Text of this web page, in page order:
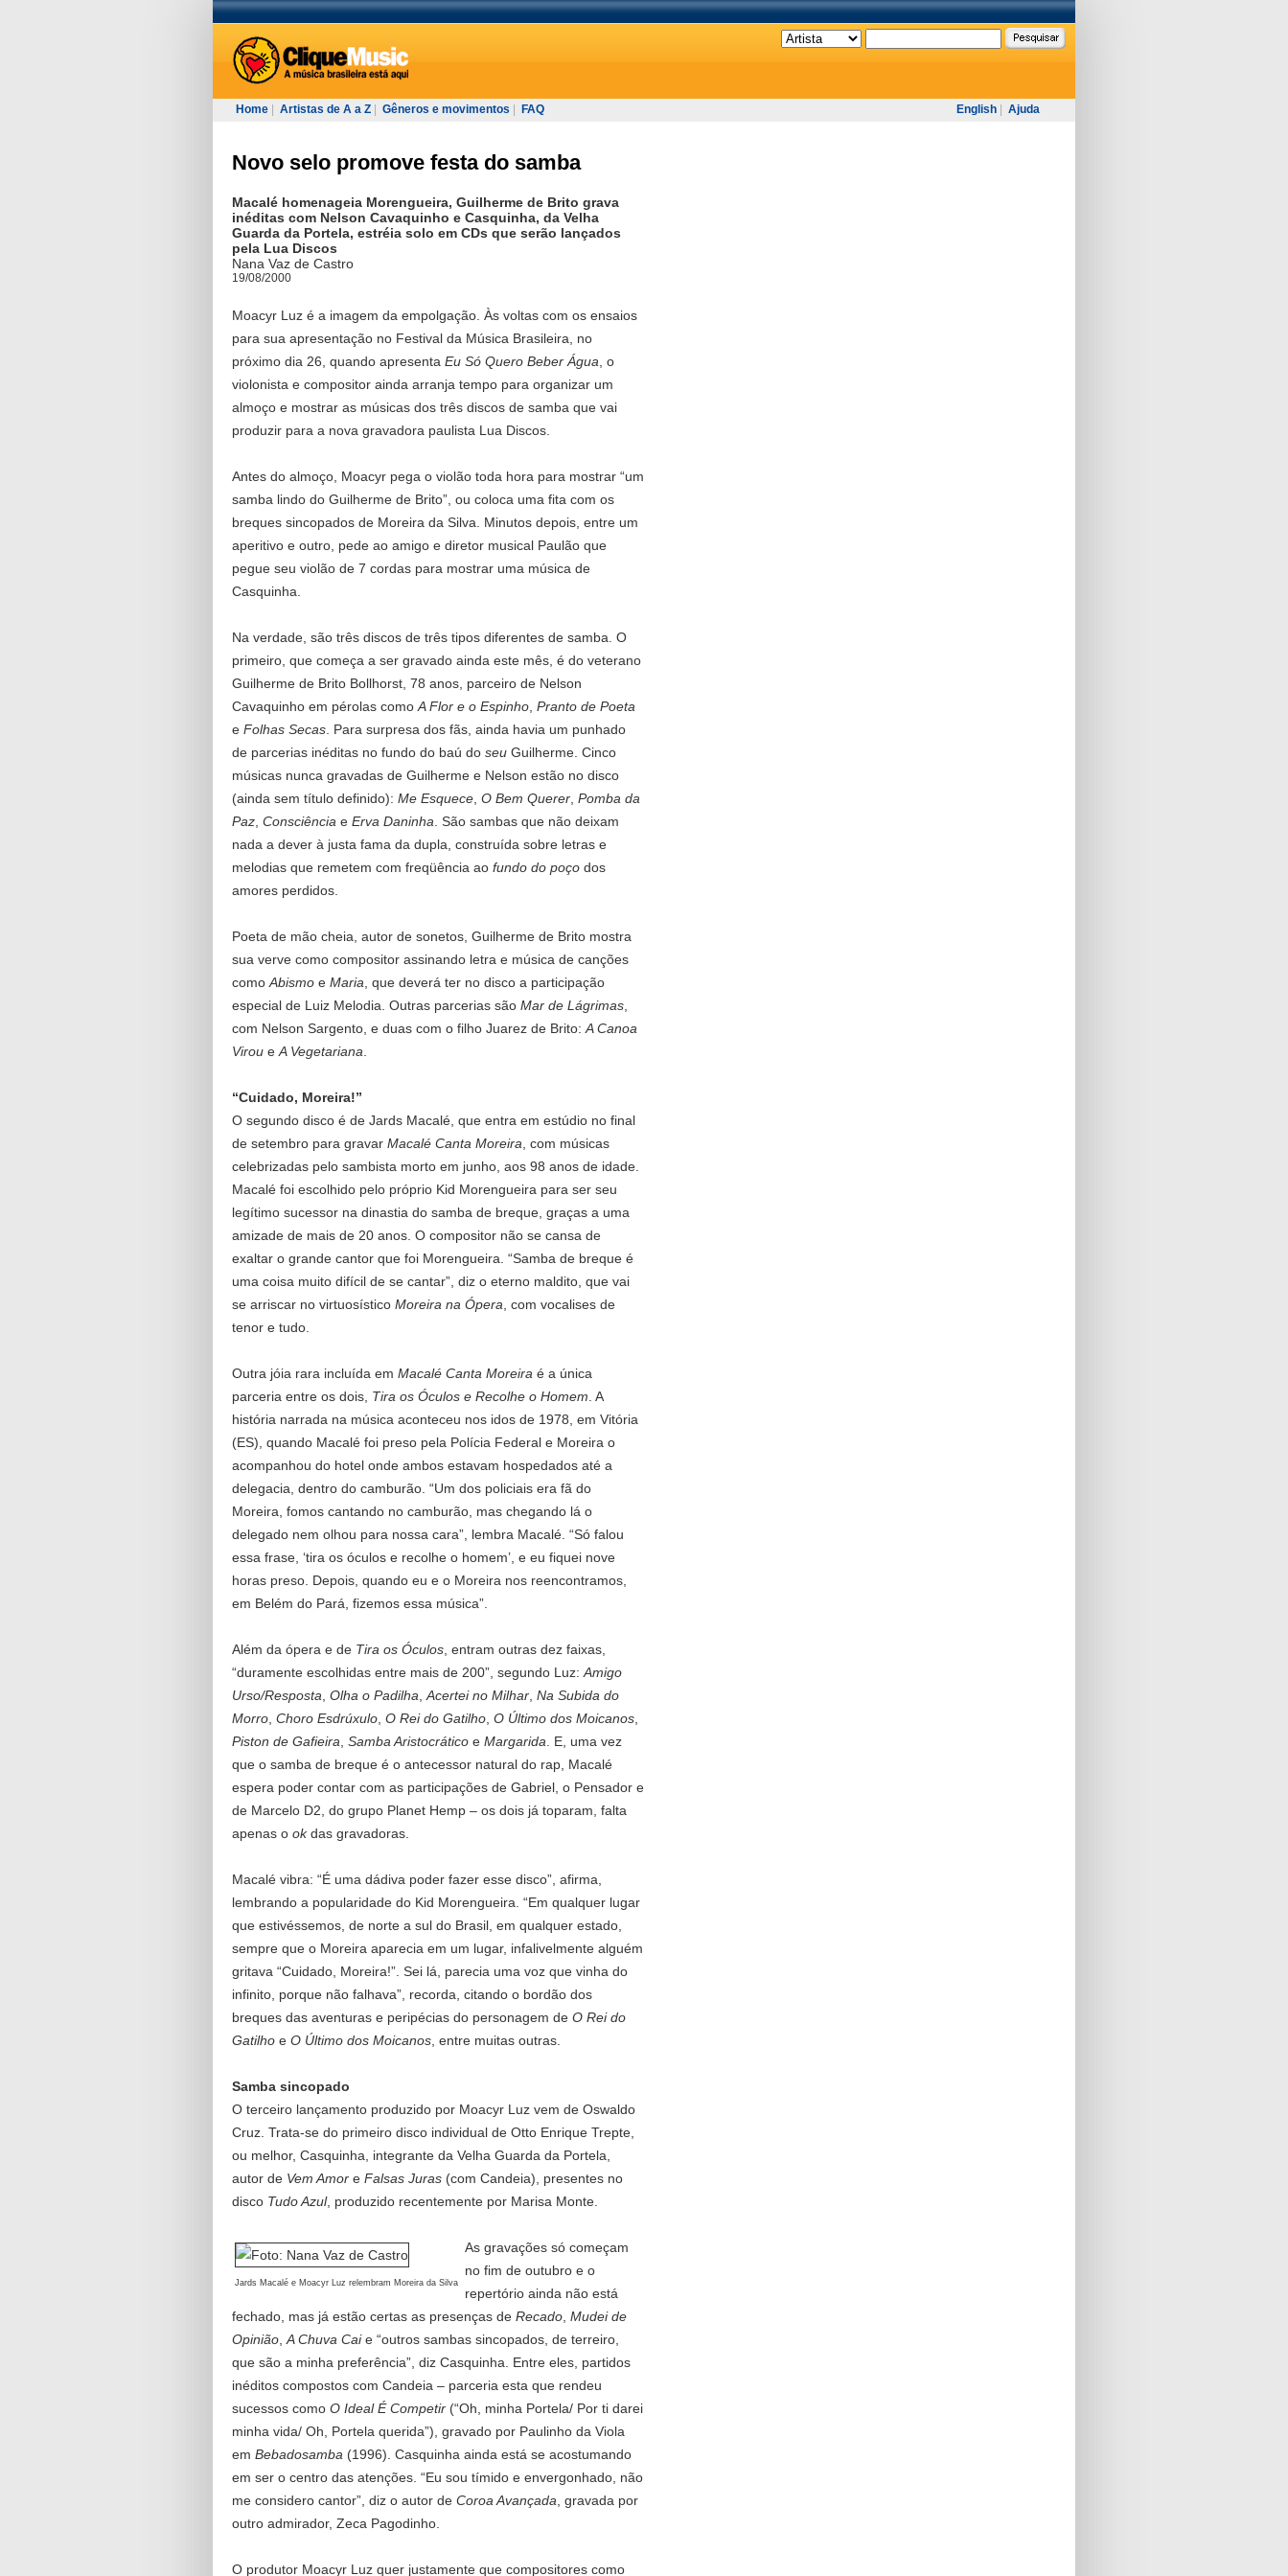
Home Artistas de A a Z Gêneros e movimentos FAQ English Ajuda
Novo selo promove festa do samba
Macalé homenageia Morengueira, Guilherme de Brito grava
inéditas com Nelson Cavaquinho e Casquinha, da Velha
Guarda da Portela, estréia solo em CDs que serão lançados
pela Lua Discos
Nana Vaz de Castro
19/08/2000
Moacyr Luz é a imagem da empolgação. Às voltas com os ensaios
para sua apresentação no Festival da Música Brasileira, no
próximo dia 26, quando apresenta Eu Só Quero Beber Água , o
violonista e compositor ainda arranja tempo para organizar um
almoço e mostrar as músicas dos três discos de samba que vai
produzir para a nova gravadora paulista Lua Discos.
Antes do almoço, Moacyr pega o violão toda hora para mostrar “um
samba lindo do Guilherme de Brito”, ou coloca uma fita com os
breques sincopados de Moreira da Silva. Minutos depois, entre um
aperitivo e outro, pede ao amigo e diretor musical Paulão que
pegue seu violão de 7 cordas para mostrar uma música de
Casquinha.
Na verdade, são três discos de três tipos diferentes de samba. O
primeiro, que começa a ser gravado ainda este mês, é do veterano
Guilherme de Brito Bollhorst, 78 anos, parceiro de Nelson
Cavaquinho em pérolas como A Flor e o Espinho Pranto de Poeta
e Folhas Secas . Para surpresa dos fãs, ainda havia um punhado
de parcerias inéditas no fundo do baú do seu Guilherme. Cinco
músicas nunca gravadas de Guilherme e Nelson estão no disco
(ainda sem título definido): Me Esquece O Bem Querer Pomba da
Paz Consciência e Erva Daninha . São sambas que não deixam
nada a dever à justa fama da dupla, construída sobre letras e
melodias que remetem com freqüência ao fundo do poço dos
amores perdidos.
Poeta de mão cheia, autor de sonetos, Guilherme de Brito mostra
sua verve como compositor assinando letra e música de canções
como Abismo e Maria , que deverá ter no disco a participação
especial de Luiz Melodia. Outras parcerias são Mar de Lágrimas
com Nelson Sargento, e duas com o filho Juarez de Brito: A Canoa
Virou e A Vegetariana
“Cuidado, Moreira!”
O segundo disco é de Jards Macalé, que entra em estúdio no final
de setembro para gravar Macalé Canta Moreira , com músicas
celebrizadas pelo sambista morto em junho, aos 98 anos de idade.
Macalé foi escolhido pelo próprio Kid Morengueira para ser seu
legítimo sucessor na dinastia do samba de breque, graças a uma
amizade de mais de 20 anos. O compositor não se cansa de
exaltar o grande cantor que foi Morengueira. “Samba de breque é
uma coisa muito difícil de se cantar”, diz o eterno maldito, que vai
se arriscar no virtuosístico Moreira na Ópera , com vocalises de
tenor e tudo.
Outra jóia rara incluída em Macalé Canta Moreira é a única
parceria entre os dois, Tira os Óculos e Recolhe o Homem . A
história narrada na música aconteceu nos idos de 1978, em Vitória
(ES), quando Macalé foi preso pela Polícia Federal e Moreira o
acompanhou do hotel onde ambos estavam hospedados até a
delegacia, dentro do camburão. “Um dos policiais era fã do
Moreira, fomos cantando no camburão, mas chegando lá o
delegado nem olhou para nossa cara”, lembra Macalé. “Só falou
essa frase, ‘tira os óculos e recolhe o homem’, e eu fiquei nove
horas preso. Depois, quando eu e o Moreira nos reencontramos,
em Belém do Pará, fizemos essa música”.
Além da ópera e de Tira os Óculos , entram outras dez faixas,
“duramente escolhidas entre mais de 200”, segundo Luz: Amigo
Urso/Resposta Olha o Padilha Acertei no Milhar Na Subida do
Morro Choro Esdrúxulo O Rei do Gatilho O Último dos Moicanos
Piston de Gafieira Samba Aristocrático e Margarida . E, uma vez
que o samba de breque é o antecessor natural do rap, Macalé
espera poder contar com as participações de Gabriel, o Pensador e
de Marcelo D2, do grupo Planet Hemp – os dois já toparam, falta
apenas o okdas gravadoras.
Macalé vibra: “É uma dádiva poder fazer esse disco”, afirma,
lembrando a popularidade do Kid Morengueira. “Em qualquer lugar
que estivéssemos, de norte a sul do Brasil, em qualquer estado,
sempre que o Moreira aparecia em um lugar, infalivelmente alguém
gritava “Cuidado, Moreira!”. Sei lá, parecia uma voz que vinha do
infinito, porque não falhava”, recorda, citando o bordão dos
breques das aventuras e peripécias do personagem de O Rei do
Gatilho e O Último dos Moicanos , entre muitas outras.
Samba sincopado
O terceiro lançamento produzido por Moacyr Luz vem de Oswaldo
Cruz. Trata-se do primeiro disco individual de Otto Enrique Trepte,
ou melhor, Casquinha, integrante da Velha Guarda da Portela,
autor de Vem Amor e Falsas Juras (com Candeia), presentes no
disco Tudo Azul, produzido recentemente por Marisa Monte.
Jards Macalé e Moacyr Luz relembram Moreira da Silva
As gravações só começam
no fim de outubro e o
repertório ainda não está
fechado, mas já estão certas as presenças de Recado Mudei de
Opinião A Chuva Caie “outros sambas sincopados, de terreiro,
que são a minha preferência”, diz Casquinha. Entre eles, partidos
inéditos compostos com Candeia – parceria esta que rendeu
sucessos como O Ideal É Competir (“Oh, minha Portela/ Por ti darei
minha vida/ Oh, Portela querida”), gravado por Paulinho da Viola
em Bebadosamba (1996). Casquinha ainda está se acostumando
em ser o centro das atenções. “Eu sou tímido e envergonhado, não
me considero cantor”, diz o autor de Coroa Avançada , gravada por
outro admirador, Zeca Pagodinho.
O produtor Moacyr Luz quer justamente que compositores como